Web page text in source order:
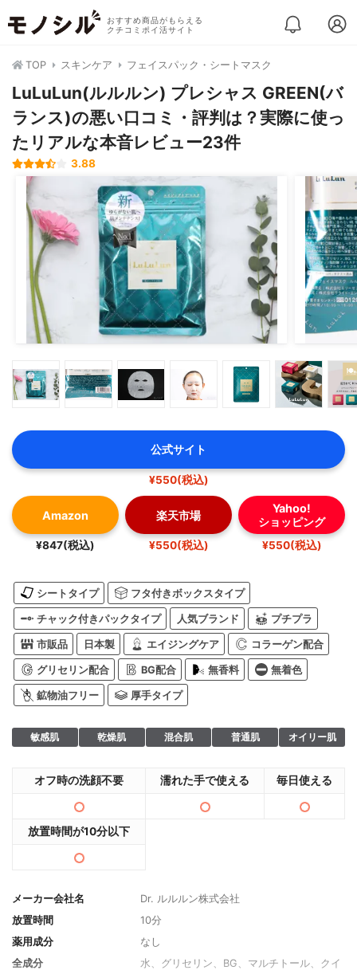
おすすめ商品がもらえる
クチコミポイ活サイト
TOP スキンケア フェイスパック・シートマスク
LuLuLun(ルルルン) プレシャス GREEN(バ
ランス)の悪い口コミ・評判は？実際に使っ
たリアルな本音レビュー23件
3.88
公式サイト
¥550(税込)
Amazon
¥847(税込)
楽天市場
¥550(税込)
Yahoo!
ショッピング
¥550(税込)
シートタイプ フタ付きボックスタイプ
チャック付きパックタイプ 人気ブランド プチプラ
市販品 日本製 エイジングケア コラーゲン配合
グリセリン配合 BG配合 無香料 無着色
鉱物油フリー 厚手タイプ
敏感肌 乾燥肌 混合肌 普通肌 オイリー肌
オフ時の洗顔不要 濡れた手で使える 毎日使える
放置時間が10分以下
メーカー会社名
Dr. ルルルン株式会社
放置時間
10分
薬用成分
なし
全成分
水、グリセリン、BG、マルチトール、クイ